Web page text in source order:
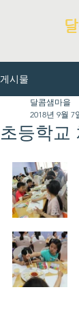
게시물
초등학교
달콤샘마을
2018년 9월 7